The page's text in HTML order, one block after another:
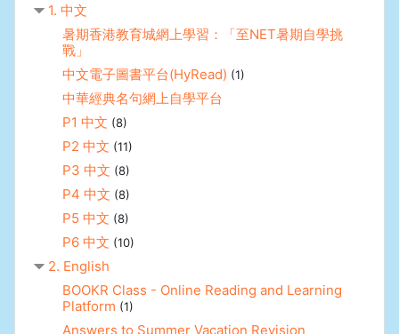
1. 中文
暑期香港教育城網上學習：「至NET暑期自學挑
戰」
中文電子圖書平台(HyRead) (1)
中華經典名句網上自學平台
P1 中文 (8)
P2 中文 (11)
P3 中文 (8)
P4 中文 (8)
P5 中文 (8)
P6 中文 (10)
2. English
BOOKR Class - Online Reading and Learning
Platform (1)
Answers to Summer Vacation Revision